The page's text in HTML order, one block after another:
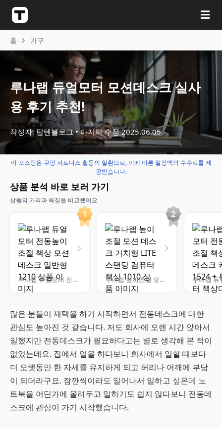
☰
홈 가구
루나랩 듀얼모터 모션데스크 실사
용 후기 추천!
작성자: 탑텐블로그 마지막 수정2025.06.05
이 포스팅은 쿠팡 파트너스 활동의 일환으로, 이에 따른 일정액의 수수료를 제
공받습니다.
상품 분석 바로 보러 가기
상품의 가격과 특징을 비교했어요
루나랩 듀얼모터 전동높이조절 책상 모션데스크 일반형 1210 루나랩 높이조절 모션 데스크 거치형 LITE 스탠딩 컴퓨터 책상 1010
많은 분들이 재택을 하기 시작하면서 전동데스크에 대한
관심도 높아진 것 같습니다. 저도 회사에 오랜 시간 앉아서
일했지만 전동데스크가 필요하다고는 별로 생각해 본 적이
없었는데요. 집에서 일을 하다보니 회사에서 일할 때보다
더 오랫동안 한 자세를 유지하게 되고 허리나 어깨에 부담
이 되더라구요. 잠깐씩이라도 일어나서 일하고 싶은데 노
트북을 어딘가에 올려두고 일하기도 쉽지 않다보니 전동데
스크에 관심이 가기 시작했습니다.